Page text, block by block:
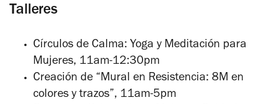
Talleres
Círculos de Calma: Yoga y Meditación para
Mujeres, 11am-12:30pm
Creación de “Mural en Resistencia: 8M en
colores y trazos”, 11am-5pm